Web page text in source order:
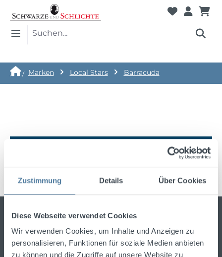
Zustimmung Details Über Cookies
Diese Webseite verwendet Cookies
Wir verwenden Cookies, um Inhalte und Anzeigen zu
personalisieren, Funktionen für soziale Medien anbieten
zu können und die Zugriffe auf unsere Website zu
Marken Local Stars Barracuda
Bleiben Sie stets über die neuesten
Newsletter abonnieren und einen10%-Gutschein
für Ihre nächste Bestellung erhalten!